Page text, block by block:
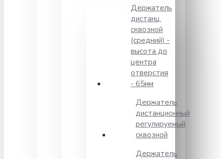
Держатель
дистанц.
сквозной
(средний) -
высота до
центра
отверстия
- 65мм
Держатель
дистанционный
регулируемый
сквозной
Держатель